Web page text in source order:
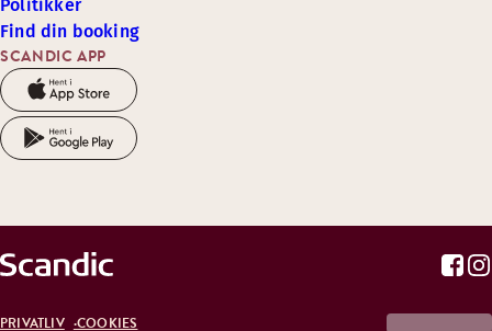
SCANDIC APP
Politikker
Find din booking
PRIVATLIV COOKIES